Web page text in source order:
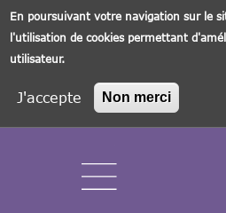
En poursuivant votre navigation sur le
l'utilisation de cookies permettant
utilisateur.
J'accepte Non merci